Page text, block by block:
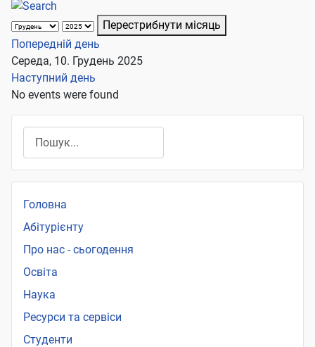
Перестрибнути місяць
Попередній день
Середа, 10. Грудень 2025
Наступний день
No events were found
Головна
Абітурієнту
Про нас - сьогодення
Освіта
Наука
Ресурси та сервіси
Студенти